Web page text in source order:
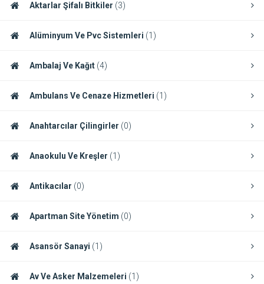
Aktarlar Şifalı Bitkiler (3)
Alüminyum Ve Pvc Sistemleri (1)
Ambalaj Ve Kağıt (4)
Ambulans Ve Cenaze Hizmetleri (1)
Anahtarcılar Çilingirler (0)
Anaokulu Ve Kreşler (1)
Antikacılar (0)
Apartman Site Yönetim (0)
Asansör Sanayi (1)
Av Ve Asker Malzemeleri (1)